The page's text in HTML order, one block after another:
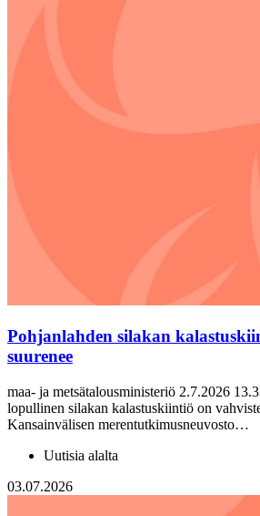
Pohjanlahden silakan
suurenee
maa- ja metsätalousministeriö 2.7.2026
lopullinen silakan kalastuskiintiö on
Kansainvälisen merentutkimusneuvosto…
Uutisia alalta
03.07.2026